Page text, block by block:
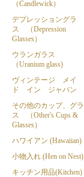
（Candlewick）
デプレッショングラ
ス （Depression
Glasses）
ウランガラス
（Uranium glass)
ヴィンテージ メイ
ド イン ジャパン
その他のカップ、グラ
ス （Other's Cups &
Glasses）
ハワイアン (Hawaiian)
小物入れ (Hen on Nest)
キッチン用品(Kitchen)